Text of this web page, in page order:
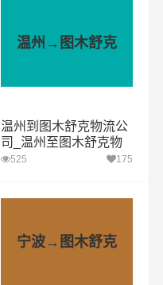
温州→图木舒克
温州到图木舒克物流公
司_温州至图木舒克物
流专线
525 175
宁波→图木舒克